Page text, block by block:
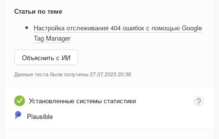
Статьи по теме
Настройка отслеживания 404 ошибок с помощью Google
Tag Manager
Объяснить с ИИ
Данные теста были получены 27.07.2023 20:38
Установленные системы статистики
Plausible